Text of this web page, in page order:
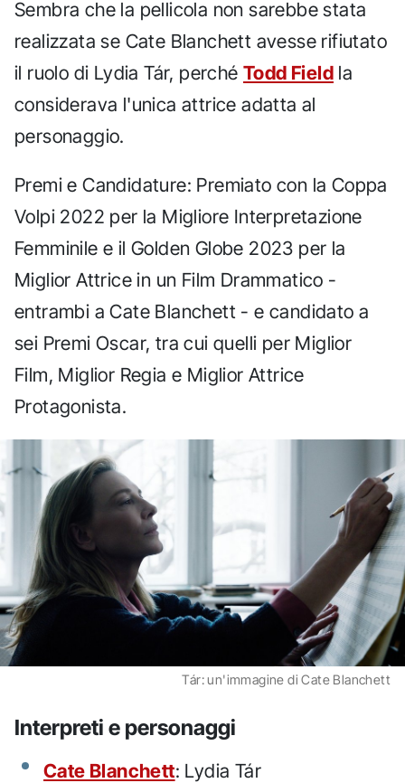
Sembra che la pellicola non sarebbe stata
realizzata se Cate Blanchett avesse rifiutato
il ruolo di Lydia Tár, perché Todd Field la
considerava l'unica attrice adatta al
personaggio.
Premi e Candidature: Premiato con la Coppa
Volpi 2022 per la Migliore Interpretazione
Femminile e il Golden Globe 2023 per la
Miglior Attrice in un Film Drammatico -
entrambi a Cate Blanchett - e candidato a
sei Premi Oscar, tra cui quelli per Miglior
Film, Miglior Regia e Miglior Attrice
Protagonista.
Tár: un'immagine di Cate Blanchett
Interpreti e personaggi
Cate Blanchett: Lydia Tár